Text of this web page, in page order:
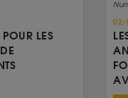
LES
02/